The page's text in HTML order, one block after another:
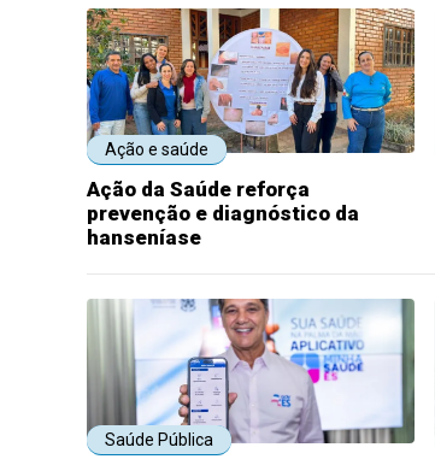
Ação e saúde
Ação da Saúde reforça
prevenção e diagnóstico da
hanseníase
Saúde Pública